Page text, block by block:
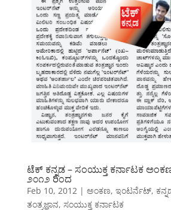
ಟೆಕ್ ಕನ್ನಡ – ಸಂಯುಕ್ತ ಕರ್ನಾಟಕ
೨೦೧೨ ರಿಂದ
Feb 10, 2012| ಅಂಕಣ, ಇಂಟರ್ನೆಟ್,
ತಂತ್ರಜ್ಞಾನ, ಸಂಯುಕ್ತ ಕರ್ನಾಟಕ